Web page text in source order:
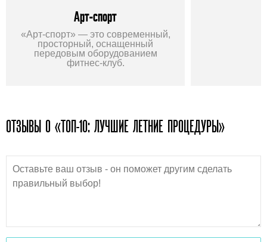
Арт-спорт
«Арт-спорт» — это современный,
просторный, оснащенный
передовым оборудованием
фитнес-клуб.
ОТЗЫВЫ О «ТОП-10: ЛУЧШИЕ ЛЕТНИЕ ПРОЦЕДУРЫ»